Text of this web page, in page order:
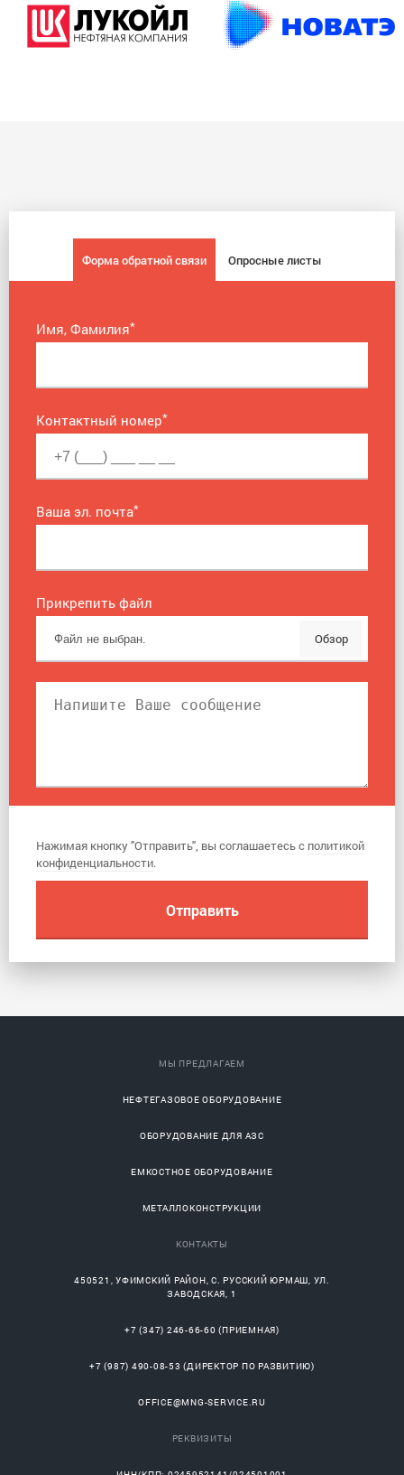
Форма обратной связи Опросные листы
Имя, Фамилия*
Контактный номер*
Ваша эл. почта*
Прикрепить файл
Обзор
Нажимая кнопку "Отправить", вы соглашаетесь с политикой
конфиденциальности.
МЫ ПРЕДЛАГАЕМ
НЕФТЕГАЗОВОЕ ОБОРУДОВАНИЕ
ОБОРУДОВАНИЕ ДЛЯ АЗС
ЕМКОСТНОЕ ОБОРУДОВАНИЕ
МЕТАЛЛОКОНСТРУКЦИИ
КОНТАКТЫ
450521 ,УФИМСКИЙ РАЙОН, С.РУССКИЙ ЮРМАШ, УЛ.
ЗАВОДСКАЯ, 1
+7 (347) 246-66-60 (ПРИЕМНАЯ)
+7 (987) 490-08-53 (ДИРЕКТОР ПО РАЗВИТИЮ)
OFFICE@MNG-SERVICE.RU
РЕКВИЗИТЫ